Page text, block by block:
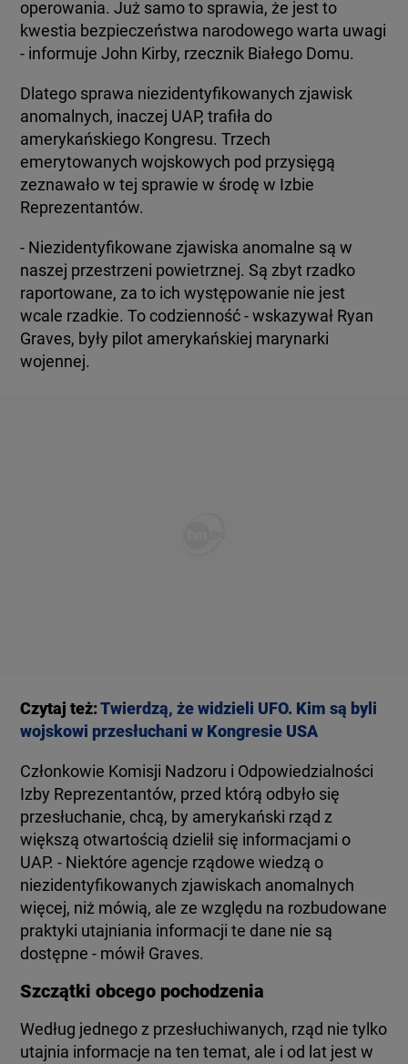
operowania. Już samo to sprawia, że ​​jest to
kwestia bezpieczeństwa narodowego warta uwagi
- informuje John Kirby, rzecznik Białego Domu.
Dlatego sprawa niezidentyfikowanych zjawisk
anomalnych, inaczej UAP, trafiła do
amerykańskiego Kongresu. Trzech
emerytowanych wojskowych pod przysięgą
zeznawało w tej sprawie w środę w Izbie
Reprezentantów.
- Niezidentyfikowane zjawiska anomalne są w
naszej przestrzeni powietrznej. Są zbyt rzadko
raportowane, za to ich występowanie nie jest
wcale rzadkie. To codzienność - wskazywał Ryan
Graves, były pilot amerykańskiej marynarki
wojennej.
Czytaj też:Twierdzą, że widzieli UFO. Kim są byli
wojskowi przesłuchani w Kongresie USA
Członkowie Komisji Nadzoru i Odpowiedzialności
Izby Reprezentantów, przed którą odbyło się
przesłuchanie, chcą, by amerykański rząd z
większą otwartością dzielił się informacjami o
UAP. - Niektóre agencje rządowe wiedzą o
niezidentyfikowanych zjawiskach anomalnych
więcej, niż mówią, ale ze względu na rozbudowane
praktyki utajniania informacji te dane nie są
dostępne - mówił Graves.
Szczątki obcego pochodzenia
Według jednego z przesłuchiwanych, rząd nie tylko
utajnia informacje na ten temat, ale i od lat jest w